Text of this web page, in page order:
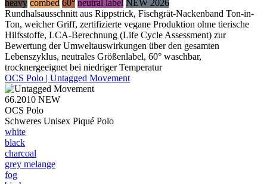
heavy combed 60° neutral label NEW 2026
Rundhalsausschnitt aus Rippstrick, Fischgrät-Nackenband Ton-in-
Ton, weicher Griff, zertifizierte vegane Produktion ohne tierische
Hilfsstoffe, LCA-Berechnung (Life Cycle Assessment) zur
Bewertung der Umweltauswirkungen über den gesamten
Lebenszyklus, neutrales Größenlabel, 60° waschbar,
trocknergeeignet bei niedriger Temperatur
OCS Polo | Untagged Movement
66.2010 NEW
OCS Polo
Schweres Unisex Piqué Polo
white
black
charcoal
grey melange
fog